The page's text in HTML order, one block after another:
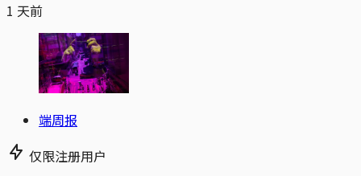
1 天前
端周报
仅限注册用户